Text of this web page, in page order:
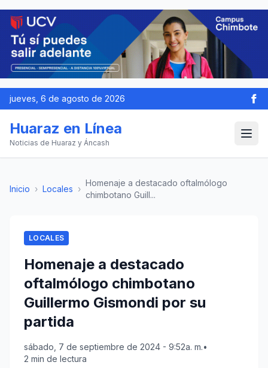
jueves, 6 de agosto de 2026
Huaraz en Línea
Noticias de Huaraz y Áncash
Inicio › Locales ›
Homenaje a destacado oftalmólogo
chimbotano Guill...
LOCALES
Homenaje a destacado
oftalmólogo chimbotano
Guillermo Gismondi por su
partida
sábado, 7 de septiembre de 2024 - 9:52a. m.•
2 min de lectura